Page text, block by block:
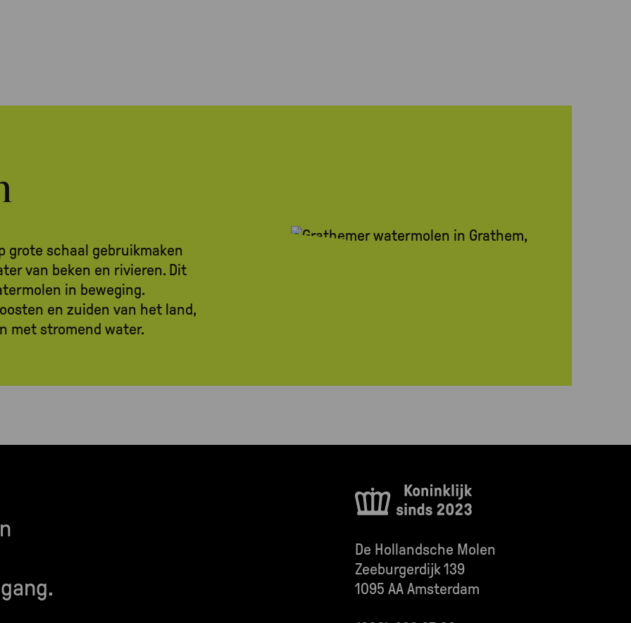
grote schaal gebruikmaken
van beken en rivieren. Dit
in beweging.
en zuiden van het land,
met stromend water.
De Hollandsche Molen
Zeeburgerdijk 139
1095 AA Amsterdam